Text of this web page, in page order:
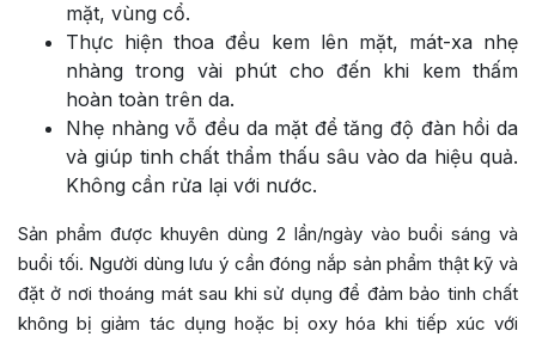
mặt, vùng cổ.
Thực hiện thoa đều kem lên mặt, mát-xa nhẹ
nhàng trong vài phút cho đến khi kem thấm
hoàn toàn trên da.
Nhẹ nhàng vỗ đều da mặt để tăng độ đàn hồi da
và giúp tinh chất thẩm thấu sâu vào da hiệu quả.
Không cần rửa lại với nước.
Sản phẩm được khuyên dùng 2 lần/ngày vào buổi sáng và
buổi tối. Người dùng lưu ý cần đóng nắp sản phẩm thật kỹ và
đặt ở nơi thoáng mát sau khi sử dụng để đảm bảo tinh chất
không bị giảm tác dụng hoặc bị oxy hóa khi tiếp xúc với